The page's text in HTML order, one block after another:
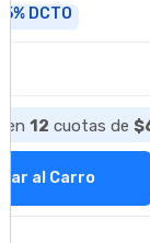
5% DCTO
en12 cuotas de
al Carro